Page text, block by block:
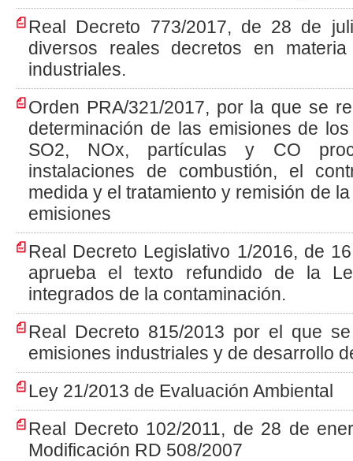
Real Decreto 773/2017, de 28 de
diversos reales decretos en
industriales.
Orden PRA/321/2017, por la que se
determinación de las emisiones de
SO2, NOx, partículas y CO
instalaciones de combustión, el
medida y el tratamiento y remisión de
emisiones
Real Decreto Legislativo 1/2016, de
aprueba el texto refundido de la
integrados de la contaminación.
Real Decreto 815/2013 por el que
emisiones industriales y de desarrollo
Ley 21/2013 de Evaluación Ambiental
Real Decreto 102/2011, de 28 de
Modificación RD 508/2007